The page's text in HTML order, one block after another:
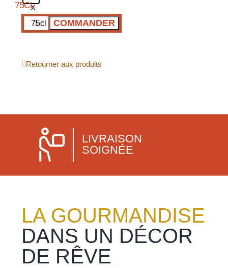
COMMANDER
Retourner aux produits
LIVRAISON
SOIGNÉE
LA GOURMANDISE
DANS UN DÉCOR
DE RÊVE